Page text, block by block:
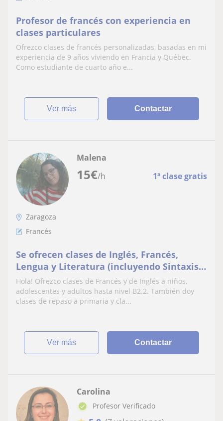
Profesor de francés con experiencia en
clases particulares
Ofrezco clases de francés personalizadas, basadas en mi
experiencia de 9 años viviendo en Francia y Québec.
Como estudiante de cuarto año e...
ver más Contactar
15€/h 1ª clase gratis
Malena
Zaragoza
Francés
Se ofrecen clases de Inglés, Francés,
Lengua y Literatura (incluyendo Sintaxis)
e historia hasta 2⁰ de bachiller
Hola! Ofrezco clases de Francés y de Inglés a niños,
adolescentes y adultos hasta nivel B2.2. También doy
clases de repaso a primaria y cla...
ver más Contactar
Carolina
Profesor Verificado